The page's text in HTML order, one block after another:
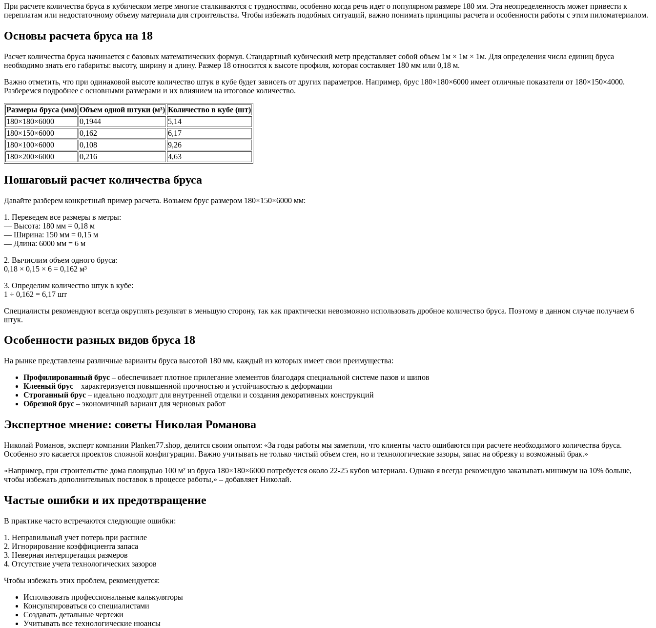
При расчете количества бруса в кубическом метре многие сталкиваются с трудностями, особенно когда речь идет о популярном размере 180 мм. Эта неопределенность может привести к
переплатам или недостаточному объему материала для строительства. Чтобы избежать подобных ситуаций, важно понимать принципы расчета и особенности работы с этим пиломатериалом.
Основы расчета бруса на 18
Расчет количества бруса начинается с базовых математических формул. Стандартный кубический метр представляет собой объем 1м × 1м × 1м. Для определения числа единиц бруса
необходимо знать его габариты: высоту, ширину и длину. Размер 18 относится к высоте профиля, которая составляет 180 мм или 0,18 м.
Важно отметить, что при одинаковой высоте количество штук в кубе будет зависеть от других параметров. Например, брус 180×180×6000 имеет отличные показатели от 180×150×4000.
Разберемся подробнее с основными размерами и их влиянием на итоговое количество.
Размеры бруса (мм) Объем одной штуки (м³) Количество в кубе (шт)
180×180×6000
0,1944
5,14
180×150×6000
0,162
6,17
180×100×6000
0,108
9,26
180×200×6000
0,216 4,63
Пошаговый расчет количества бруса
Давайте разберем конкретный пример расчета. Возьмем брус размером 180×150×6000 мм:
1. Переведем все размеры в метры:
— Высота: 180 мм = 0,18 м
— Ширина: 150 мм = 0,15 м
— Длина: 6000 мм = 6 м
2. Вычислим объем одного бруса:
0,18 × 0,15 × 6 = 0,162 м³
3. Определим количество штук в кубе:
1 ÷ 0,162 = 6,17 шт
Специалисты рекомендуют всегда округлять результат в меньшую сторону, так как практически невозможно использовать дробное количество бруса. Поэтому в данном случае получаем 6
штук.
Особенности разных видов бруса 18
На рынке представлены различные варианты бруса высотой 180 мм, каждый из которых имеет свои преимущества:
Профилированный брус – обеспечивает плотное прилегание элементов благодаря специальной системе пазов и шипов
Клееный брус – характеризуется повышенной прочностью и устойчивостью к деформации
Строганный брус – идеально подходит для внутренней отделки и создания декоративных конструкций
Обрезной брус – экономичный вариант для черновых работ
Экспертное мнение: советы Николая Романова
Николай Романов, эксперт компании Planken77.shop, делится своим опытом: «За годы работы мы заметили, что клиенты часто ошибаются при расчете необходимого количества бруса.
Особенно это касается проектов сложной конфигурации. Важно учитывать не только чистый объем стен, но и технологические зазоры, запас на обрезку и возможный брак.»
«Например, при строительстве дома площадью 100 м² из бруса 180×180×6000 потребуется около 22-25 кубов материала. Однако я всегда рекомендую заказывать минимум на 10% больше,
чтобы избежать дополнительных поставок в процессе работы,» – добавляет Николай.
Частые ошибки и их предотвращение
В практике часто встречаются следующие ошибки:
1. Неправильный учет потерь при распиле
2. Игнорирование коэффициента запаса
3. Неверная интерпретация размеров
4. Отсутствие учета технологических зазоров
Чтобы избежать этих проблем, рекомендуется:
Использовать профессиональные калькуляторы
Консультироваться со специалистами
Создавать детальные чертежи
Учитывать все технологические нюансы